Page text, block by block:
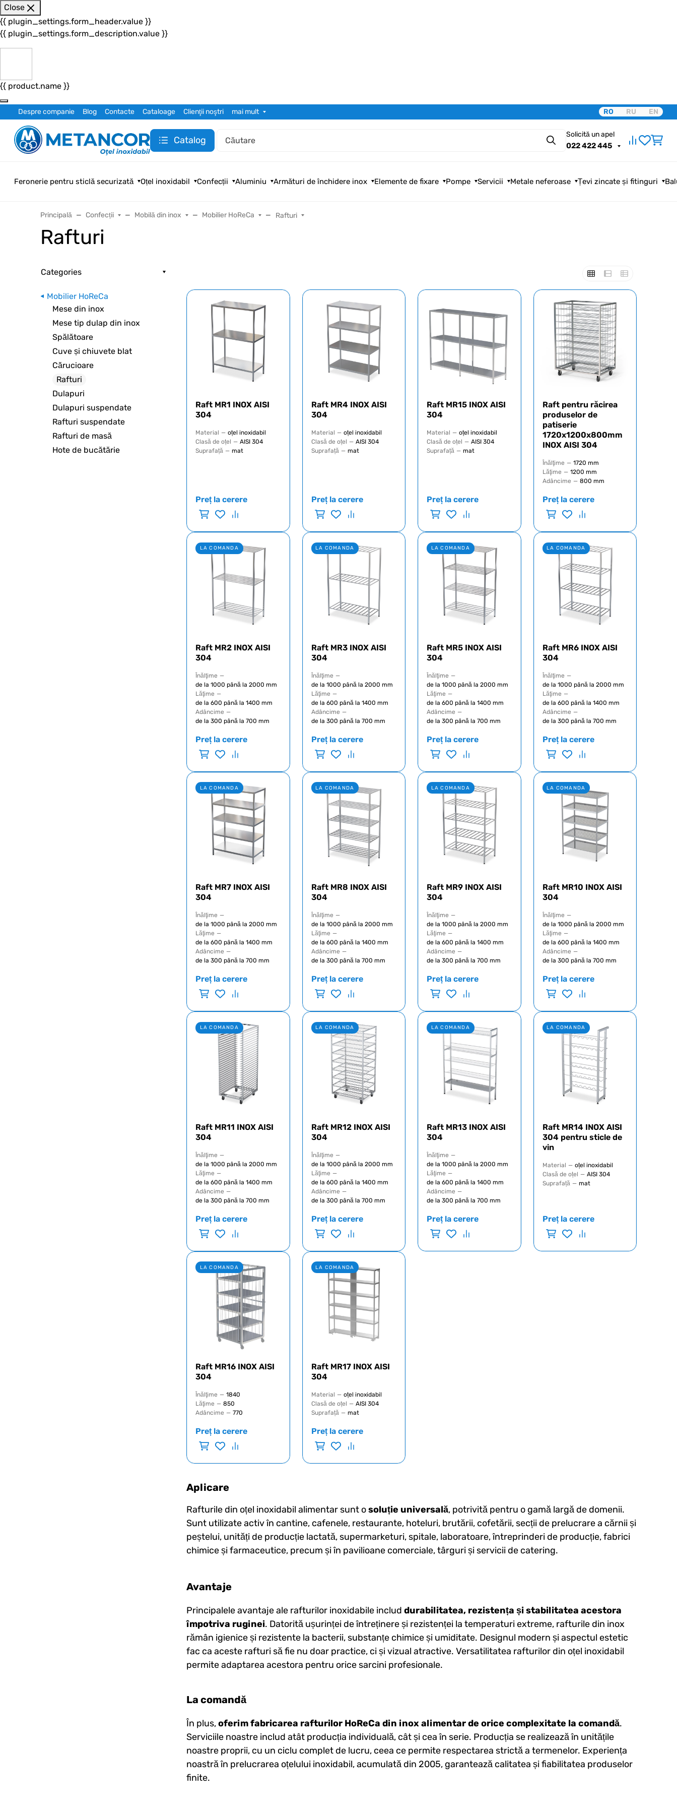
Close
{{ plugin_settings.form_header.value }}
{{ plugin_settings.form_description.value }}
{{ product.name }}
Despre companie Blog Contacte Cataloage Clienţii noştri mai mult RO RU EN
Catalog Căutare
Solicită un apel
022 422 445
Feronerie pentru sticlă securizată Oțel inoxidabil Confecții Aluminiu Armături de închidere inox Elemente de fixare Pompe Servicii Metale neferoase Țevi zincate și fitinguri
Principală Confecții Mobilă din inox Mobilier HoReCa Rafturi
Rafturi
Categories
Mobilier HoReCa
Mese din inox
Mese tip dulap din inox
Spălătoare
Cuve și chiuvete blat
Cărucioare
Rafturi
Dulapuri
Dulapuri suspendate
Rafturi suspendate
Rafturi de masă
Hote de bucătărie
Raft MR1 INOX AISI
304
Material — oțel inoxidabil
Clasă de oțel — AISI 304
Suprafață — mat
Preț la cerere
Raft MR4 INOX AISI
304
Material — oțel inoxidabil
Clasă de oțel — AISI 304
Suprafață — mat
Preț la cerere
Raft MR15 INOX AISI
304
Material — oțel inoxidabil
Clasă de oțel — AISI 304
Suprafață — mat
Preț la cerere
Raft pentru răcirea
produselor de
patiserie
1720x1200x800mm
INOX AISI 304
Înălţime — 1720 mm
Lăţime — 1200 mm
Adâncime — 800 mm
Preț la cerere
LA COMANDA
Raft MR2 INOX AISI
304
Înălţime —
de la 1000 până la 2000 mm
Lăţime —
de la 600 până la 1400 mm
Adâncime —
de la 300 până la 700 mm
Preț la cerere
LA COMANDA
Raft MR3 INOX AISI
304
Înălţime —
de la 1000 până la 2000 mm
Lăţime —
de la 600 până la 1400 mm
Adâncime —
de la 300 până la 700 mm
Preț la cerere
LA COMANDA
Raft MR5 INOX AISI
304
Înălţime —
de la 1000 până la 2000 mm
Lăţime —
de la 600 până la 1400 mm
Adâncime —
de la 300 până la 700 mm
Preț la cerere
LA COMANDA
Raft MR6 INOX AISI
304
Înălţime —
de la 1000 până la 2000 mm
Lăţime —
de la 600 până la 1400 mm
Adâncime —
de la 300 până la 700 mm
Preț la cerere
LA COMANDA
Raft MR7 INOX AISI
304
Înălţime —
de la 1000 până la 2000 mm
Lăţime —
de la 600 până la 1400 mm
Adâncime —
de la 300 până la 700 mm
Preț la cerere
LA COMANDA
Raft MR8 INOX AISI
304
Înălţime —
de la 1000 până la 2000 mm
Lăţime —
de la 600 până la 1400 mm
Adâncime —
de la 300 până la 700 mm
Preț la cerere
LA COMANDA
Raft MR9 INOX AISI
304
Înălţime —
de la 1000 până la 2000 mm
Lăţime —
de la 600 până la 1400 mm
Adâncime —
de la 300 până la 700 mm
Preț la cerere
LA COMANDA
Raft MR10 INOX AISI
304
Înălţime —
de la 1000 până la 2000 mm
Lăţime —
de la 600 până la 1400 mm
Adâncime —
de la 300 până la 700 mm
Preț la cerere
LA COMANDA
Raft MR11 INOX AISI
304
Înălţime —
de la 1000 până la 2000 mm
Lăţime —
de la 600 până la 1400 mm
Adâncime —
de la 300 până la 700 mm
Preț la cerere
LA COMANDA
Raft MR12 INOX AISI
304
Înălţime —
de la 1000 până la 2000 mm
Lăţime —
de la 600 până la 1400 mm
Adâncime —
de la 300 până la 700 mm
Preț la cerere
LA COMANDA
Raft MR13 INOX AISI
304
Înălţime —
de la 1000 până la 2000 mm
Lăţime —
de la 600 până la 1400 mm
Adâncime —
de la 300 până la 700 mm
Preț la cerere
LA COMANDA
Raft MR14 INOX AISI
304 pentru sticle de
vin
Material — oțel inoxidabil
Clasă de oțel — AISI 304
Suprafață — mat
Preț la cerere
LA COMANDA
Raft MR16 INOX AISI
304
Înălţime — 1840
Lăţime — 850
Adâncime — 770
Preț la cerere
LA COMANDA
Raft MR17 INOX AISI
304
Material — oțel inoxidabil
Clasă de oțel — AISI 304
Suprafață — mat
Preț la cerere
Aplicare
Rafturile din oțel inoxidabil alimentar sunt osoluție universală, potrivită pentru o gamă largă de domenii.
Sunt utilizate activ în cantine, cafenele, restaurante, hoteluri, brutării, cofetării, secții de prelucrare a cărnii și
peștelui, unități de producție lactată, supermarketuri, spitale, laboratoare, întreprinderi de producție, fabrici
chimice și farmaceutice, precum și în pavilioane comerciale, târguri și servicii de catering.
Avantaje
Principalele avantaje ale rafturilor inoxidabile includ durabilitatea, rezistența și stabilitatea acestora
împotriva ruginei. Datorită ușurinței de întreținere și rezistenței la temperaturi extreme, rafturile din inox
rămân igienice și rezistente la bacterii, substanțe chimice și umiditate. Designul modern și aspectul estetic
fac ca aceste rafturi să fie nu doar practice, ci și vizual atractive. Versatilitatea rafturilor din oțel inoxidabil
permite adaptarea acestora pentru orice sarcini profesionale.
La comandă
În plus,oferim fabricarea rafturilor HoReCa din inox alimentar de orice complexitate la comandă.
Serviciile noastre includ atât producția individuală, cât și cea în serie. Producția se realizează în unitățile
noastre proprii, cu un ciclu complet de lucru, ceea ce permite respectarea strictă a termenelor. Experiența
noastră în prelucrarea oțelului inoxidabil, acumulată din 2005, garantează calitatea și fiabilitatea produselor
finite.